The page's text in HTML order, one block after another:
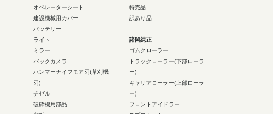
オペレーターシート
建設機械用カバー
バッテリー
ライト
ミラー
バックカメラ
ハンマーナイフモア刃(草刈機
刃)
チゼル
破砕機用部品
特売品
訳あり品
諸岡純正
ゴムクローラー
トラックローラー(下部ローラ
ー)
キャリアローラー(上部ローラ
ー)
フロントアイドラー